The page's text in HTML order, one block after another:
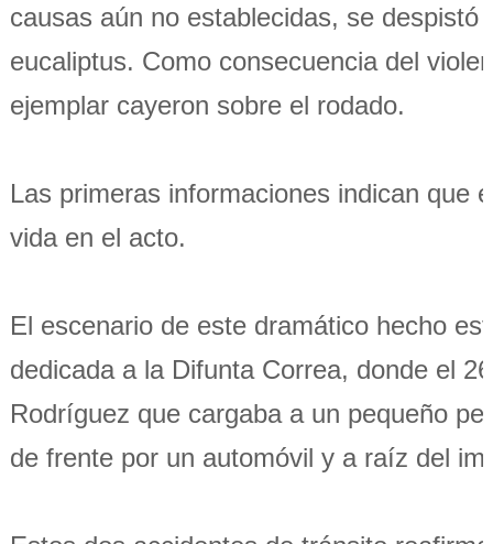
causas aún no establecidas, se
eucaliptus. Como consecuencia del
ejemplar cayeron sobre el rodado.
Las primeras informaciones indican que
vida en el acto.
El escenario de este dramático hecho
dedicada a la Difunta Correa, donde el
Rodríguez que cargaba a un pequeño
de frente por un automóvil y a raíz del